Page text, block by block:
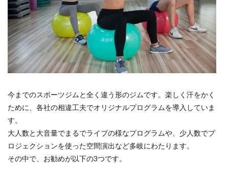
今までのスポーツジムと全く違う形のジムです。楽しく汗をかく
ために、各社の相違工夫でオリジナルプログラムを導入していま
す。
大人数と大音量でまるでライブの様なプログラムや、少人数でプ
ロジェクションを使った空間演出など多岐にわたります。
その中で、お勧めが以下の3つです。